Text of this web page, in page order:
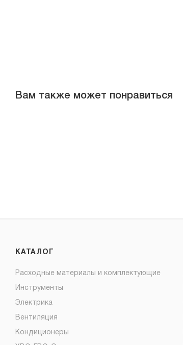
Вам также может понравиться
КАТАЛОГ
Расходные материалы и комплектующие
Инструменты
Электрика
Вентиляция
Кондиционеры